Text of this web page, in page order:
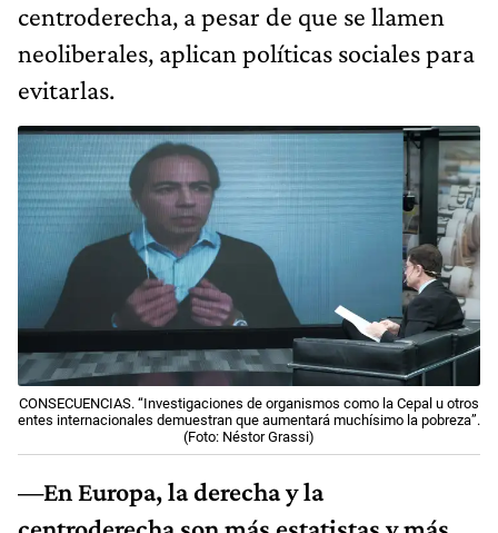
centroderecha, a pesar de que se llamen
neoliberales, aplican políticas sociales para
evitarlas.
CONSECUENCIAS. “Investigaciones de organismos como la Cepal u otros
entes internacionales demuestran que aumentará muchísimo la pobreza”.
(Foto: Néstor Grassi)
—En Europa, la derecha y la